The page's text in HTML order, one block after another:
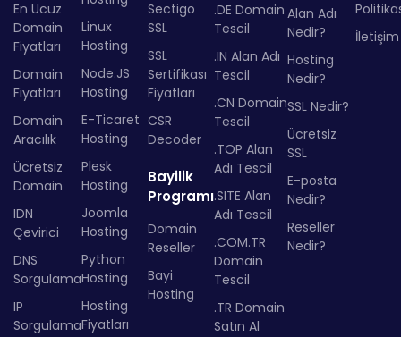
En Ucuz
Domain
Fiyatları
Domain
Fiyatları
Domain
Aracılık
Ücretsiz
Domain
IDN
Çevirici
DNS
Sorgulama
IP
Sorgulama
Linux
Hosting
Node.JS
Hosting
E-Ticaret
Hosting
Plesk
Hosting
Joomla
Hosting
Python
Hosting
Hosting
Fiyatları
Sectigo
SSL
SSL
Sertifikası
Fiyatları
CSR
Decoder
Bayilik
Programı
Domain
Reseller
Bayi
Hosting
.DE Domain
Tescil
.IN Alan Adı
Tescil
.CN Domain
Tescil
.TOP Alan
Adı Tescil
.SITE Alan
Adı Tescil
.COM.TR
Domain
Tescil
.TR Domain
Satın Al
Alan Adı
Nedir?
Hosting
Nedir?
SSL Nedir?
Ücretsiz
SSL
E-posta
Nedir?
Reseller
Nedir?
İletişim